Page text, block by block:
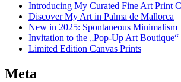
Introducing My Curated Fine Art Print
Discover My Art in Palma de Mallorca
New in 2025: Spontaneous Minimalism
Invitation to the „Pop-Up Art Boutique“
Limited Edition Canvas Prints
Meta